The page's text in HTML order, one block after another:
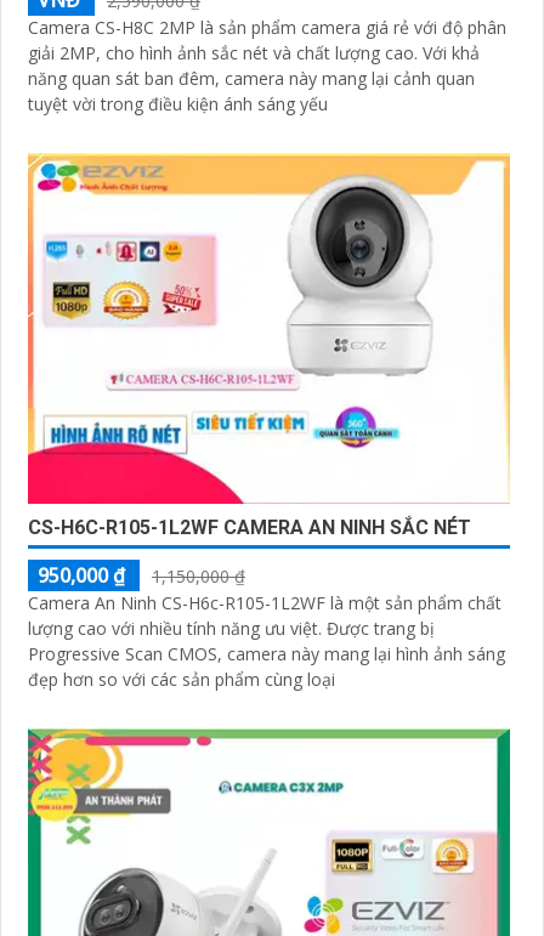
Camera CS-H8C 2MP là sản phẩm camera giá rẻ với độ phân
giải 2MP, cho hình ảnh sắc nét và chất lượng cao. Với khả
năng quan sát ban đêm, camera này mang lại cảnh quan
tuyệt vời trong điều kiện ánh sáng yếu
CS-H6C-R105-1L2WF CAMERA AN NINH SẮC NÉT
950,000 ₫
1,150,000 ₫
Camera An Ninh CS-H6c-R105-1L2WF là một sản phẩm chất
lượng cao với nhiều tính năng ưu việt. Được trang bị
Progressive Scan CMOS, camera này mang lại hình ảnh sáng
đẹp hơn so với các sản phẩm cùng loại